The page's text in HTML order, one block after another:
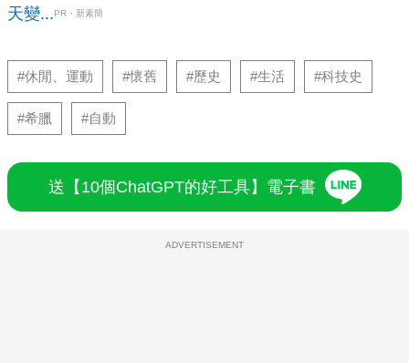
天變...PR・新素簡
#休閒、運動 #懷舊 #歷史 #生活 #科技史
#希臘 #自動
送【10個ChatGPT的好工具】電子書
ADVERTISEMENT